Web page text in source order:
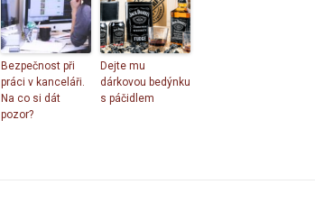
Bezpečnost při
práci v kanceláři.
Na co si dát
pozor?
Dejte mu
dárkovou bedýnku
s páčidlem